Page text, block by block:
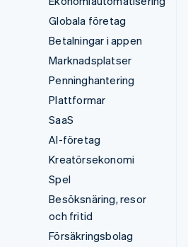
Globala företag
Betalningar i appen
Marknadsplatser
Penninghantering
Plattformar
SaaS
AI-företag
Kreatörsekonomi
Spel
Besöksnäring, resor
och fritid
Försäkringsbolag